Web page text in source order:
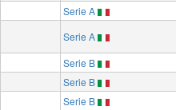
Serie A
Serie A
Serie B
Serie B
Serie B